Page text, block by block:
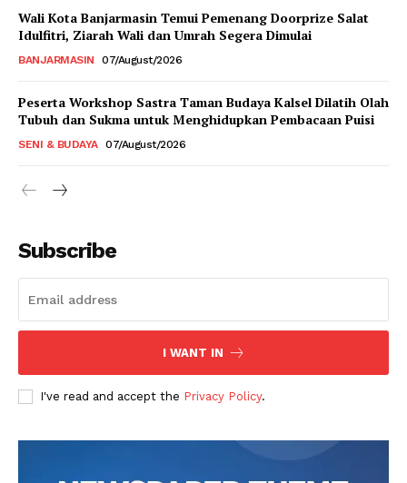
Wali Kota Banjarmasin Temui Pemenang Doorprize Salat
Idulfitri, Ziarah Wali dan Umrah Segera Dimulai
BANJARMASIN 07/August/2026
Peserta Workshop Sastra Taman Budaya Kalsel Dilatih Olah
Tubuh dan Sukma untuk Menghidupkan Pembacaan Puisi
SENI & BUDAYA 07/August/2026
Subscribe
I WANT IN
I've read and accept the Privacy Policy.